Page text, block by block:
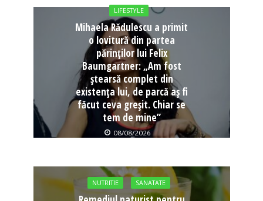
LIFESTYLE
Mihaela Rădulescu a primit
o lovitură din partea
părinților lui Felix
Baumgartner: „Am fost
ștearsă complet din
existența lui, de parcă aș fi
făcut ceva greșit. Chiar se
tem de mine”
08/08/2026
NUTRITIE SANATATE